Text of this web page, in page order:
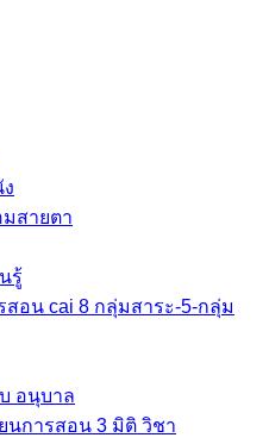
มสายตา
รู้
อน cai 8 กลุ่มสาระ-5-กลุ่ม
อนุบาล
นการสอน 3 มิติ วิชา